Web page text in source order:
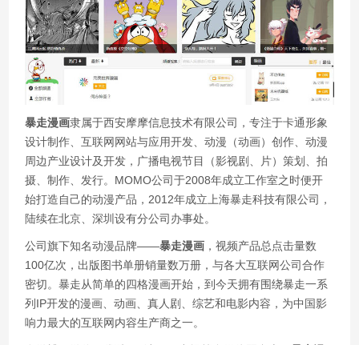
暴走漫画隶属于西安摩摩信息技术有限公司，专注于卡通形象
设计制作、互联网网站与应用开发、动漫（动画）创作、动漫
周边产业设计及开发，广播电视节目（影视剧、片）策划、拍
摄、制作、发行。MOMO公司于2008年成立工作室之时便开
始打造自己的动漫产品，2012年成立上海暴走科技有限公司，
陆续在北京、深圳设有分公司办事处。
公司旗下知名动漫品牌——暴走漫画 ，视频产品总点击量数
100亿次，出版图书单册销量数万册，与各大互联网公司合作
密切。暴走从简单的四格漫画开始，到今天拥有围绕暴走一系
列IP开发的漫画、动画、真人剧、综艺和电影内容，为中国影
响力最大的互联网内容生产商之一。